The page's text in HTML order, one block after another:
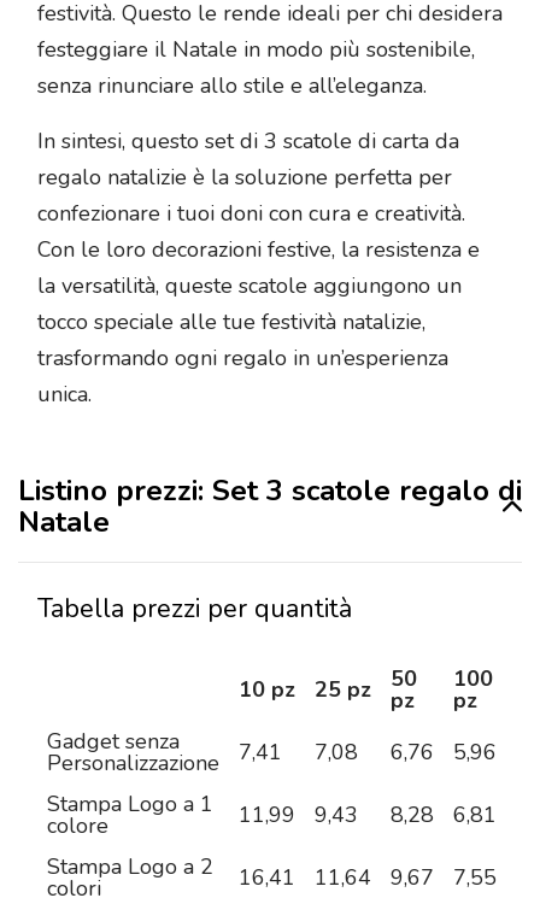
festività. Questo le rende ideali per chi desidera
festeggiare il Natale in modo più sostenibile,
senza rinunciare allo stile e all’eleganza.
In sintesi, questo set di 3 scatole di carta da
regalo natalizie è la soluzione perfetta per
confezionare i tuoi doni con cura e creatività.
Con le loro decorazioni festive, la resistenza e
la versatilità, queste scatole aggiungono un
tocco speciale alle tue festività natalizie,
trasformando ogni regalo in un’esperienza
unica.
Listino prezzi: Set 3 scatole regalo di
Natale
Tabella prezzi per quantità
10 pz 25 pz 50
pz
100
pz
Gadget senza
Personalizzazione 7,41 7,08 6,76 5,96
Stampa Logo a 1
colore 11,99 9,43 8,28 6,81
Stampa Logo a 2
colori 16,41 11,64 9,67 7,55